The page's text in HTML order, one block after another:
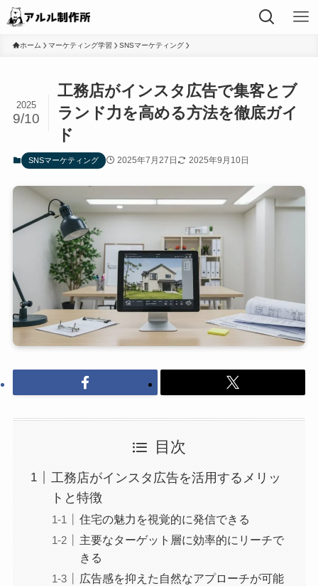
ホーム マーケティング学習 SNSマーケティング
工務店がインスタ広告で集客とブ
ランド力を高める方法を徹底ガイ
ド
2025
9/10
SNSマーケティング 2025年7月27日 2025年9月10日
目次
工務店がインスタ広告を活用するメリッ
トと特徴
住宅の魅力を視覚的に発信できる
主要なターゲット層に効率的にリーチで
きる
広告感を抑えた自然なアプローチが可能